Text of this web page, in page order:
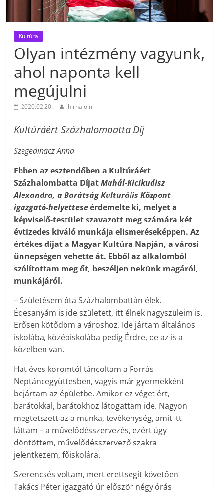
Kultúra
Olyan intézmény vagyunk,
ahol naponta kell
megújulni
2020.02.20. hirhalom
Kultúráért Százhalombatta Díj
Szegedinácz Anna
Ebben az esztendőben a Kultúráért
Százhalombatta DíjatMahál-Kicikudisz
Alexandra, a Barátság Kulturális Központ
igazgató-helyetteseérdemelte ki, melyet a
képviselő-testület szavazott meg szá­mára két
évtizedes kiváló munkája elismeréseképpen. Az
értékes díjat a Magyar Kultúra Nap­ján, a városi
ünnepségen vehette át. Ebből az alkalomból
szólítottam meg őt, beszéljen nekünk magáról,
munkájáról.
– Születésem óta Százhalombattán élek.
Édesanyám is ide született, itt élnek nagyszüleim is.
Erősen kötődöm a városhoz. Ide jártam általános
iskolába, középiskolába pedig Érdre, de az is a
közelben van.
Hat éves koromtól táncoltam a Forrás
Néptáncegyüttesben, vagyis már gyermekként
bejártam az épületbe. Amikor ez véget ért,
barátokkal, barátokhoz látogattam ide. Nagyon
megtetszett az a munka, tevékenység, amit itt
láttam – a művelődésszervezés, ezért úgy
döntöttem, művelődésszervező szakra
jelentkezem, főiskolára.
Szerencsés voltam, mert érettségit követően
Takács Péter igazgató úr először négy órás